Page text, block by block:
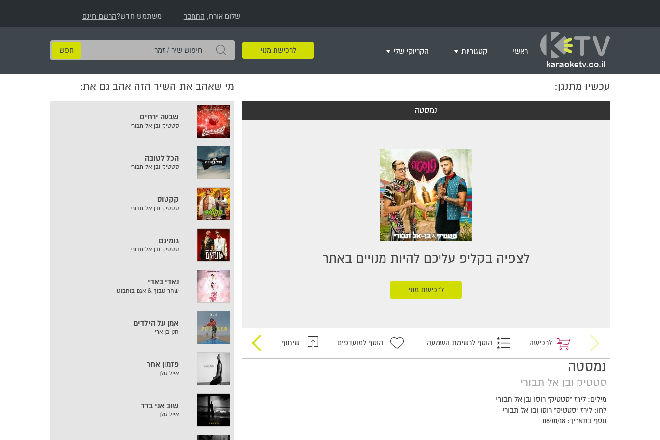
שלום אורח, התחבר משתמש חדש?הרשם חינם
ראשי קטגוריות
שירי רוק/פופ
English songs
שירי ארץ ישראל
שירי אירוויזיון
מסיבת רווקות
שירי יום הזיכרון
שירי ילדים
שירי קטנטנים
שירי להקות צבאיות
הקריוקי שלי
+ צור רשימת השמעה חדשה
לרכישת מנוי
חיפוש
שיר
/
זמר
עכשיו מתנגן:
נמסטה
לצפיה בקליפ עליכם להיות מנויים באתר
לרכישת מנוי
לרכישה הוסף לרשימת השמעה הוסף למועדפים שיתוף
נמסטה
סטטיק ובן אל תבורי
מילים: לירז "סטטיק" רוסו ובן אל תבורי
לחן: לירז "סטטיק" רוסו ובן אל תבורי
נוסף בתאריך: 08/01/18
מי שאהב את השיר הזה אהב גם את:
שבעה ירחים
סטטיק ובן אל תבורי
הכל לטובה
סטטיק ובן אל תבורי
קקטוס
סטטיק ובן אל תבורי
גומיגם
סטטיק ובן אל תבורי
נאדי באדי
שחר טבוך & אגם בוחבוט
אמן על הילדים
חנן בן ארי
פזמון אחר
אייל גולן
שוב אני בדד
אייל גולן